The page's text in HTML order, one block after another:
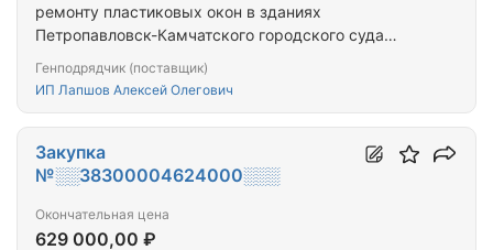
ремонту пластиковых окон в зданиях
Петропавловск-Камчатского городского суда
Генподрядчик (поставщик)
ИП Лапшов Алексей Олегович
Закупка
№░░38300004624000░░░
Окончательная цена
629 000,00 ₽